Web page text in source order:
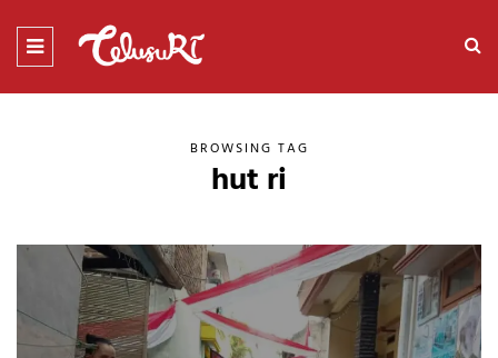
BROWSING TAG
hut ri